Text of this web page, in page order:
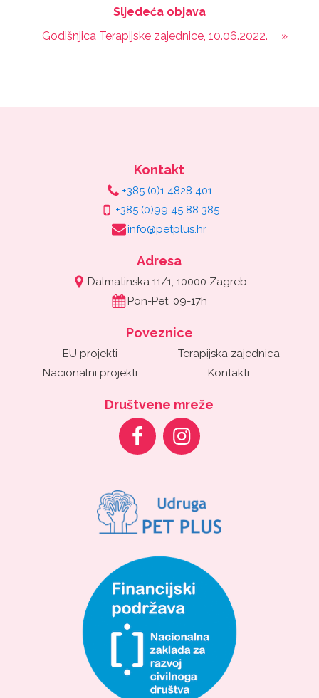
Sljedeća objava
Godišnjica Terapijske zajednice, 10.06.2022.
»
Kontakt
+385 (0)1 4828 401
+385 (0)99 45 88 385
info@petplus.hr
Adresa
Dalmatinska 11/1, 10000 Zagreb
Pon-Pet: 09-17h
Poveznice
EU projekti
Nacionalni projekti
Terapijska zajednica
Kontakti
Društvene mreže